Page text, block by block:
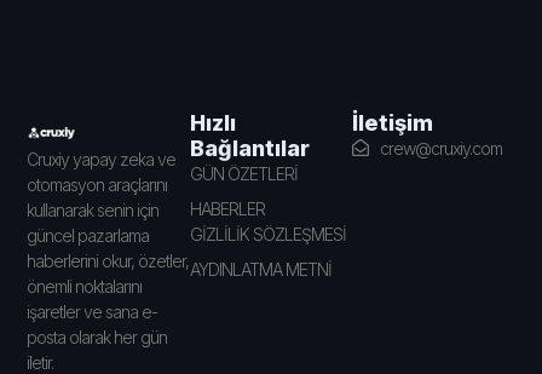
Cruxiy yapay zeka ve
otomasyon araçlarını
kullanarak senin için
güncel pazarlama
haberlerini okur, özetler,
önemli noktalarını
işaretler ve sana e-
posta olarak her gün
iletir.
Hızlı
Bağlantılar
GÜN ÖZETLERİ
HABERLER
GİZLİLİK SÖZLEŞMESİ
AYDINLATMA METNİ
İletişim
crew@cruxiy.com